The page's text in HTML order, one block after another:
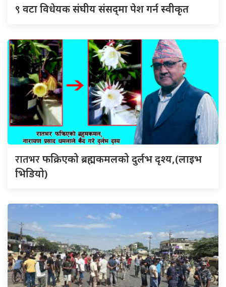
९ वटा विधेयक संघीय संसद्‌मा पेश गर्न स्वीकृत
रातभरफक्रिएको ब्रह्मकमलको दुर्लभ दृश्य,(लाइभ
भिडियो)